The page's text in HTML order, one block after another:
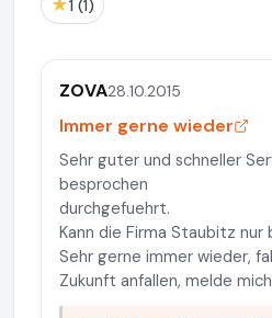
★ 1 (1)
ZOVA28.10.2015
Immer gerne wieder
Sehr guter und schneller
besprochen
durchgefuehrt.
Kann die Firma Staubitz
Sehr gerne immer wieder,
Zukunft anfallen, melde